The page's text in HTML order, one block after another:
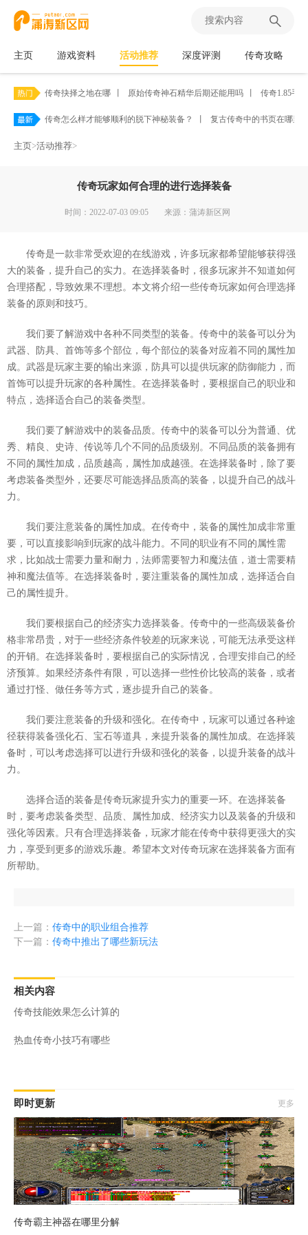
主页 游戏资料 活动推荐 深度评测 传奇攻略
传奇抉择之地在哪 原始传奇神石精华后期还能用吗 传奇1.85手
传奇怎么样才能够顺利的脱下神秘装备？ 复古传奇中的书页在哪里
主页>活动推荐>
传奇玩家如何合理的进行选择装备
时间：2022-07-03 09:05 来源：蒲涛新区网
传奇是一款非常受欢迎的在线游戏，许多玩家都希望能够获得强
大的装备，提升自己的实力。在选择装备时，很多玩家并不知道如何
合理搭配，导致效果不理想。本文将介绍一些传奇玩家如何合理选择
装备的原则和技巧。
我们要了解游戏中各种不同类型的装备。传奇中的装备可以分为
武器、防具、首饰等多个部位，每个部位的装备对应着不同的属性加
成。武器是玩家主要的输出来源，防具可以提供玩家的防御能力，而
首饰可以提升玩家的各种属性。在选择装备时，要根据自己的职业和
特点，选择适合自己的装备类型。
我们要了解游戏中的装备品质。传奇中的装备可以分为普通、优
秀、精良、史诗、传说等几个不同的品质级别。不同品质的装备拥有
不同的属性加成，品质越高，属性加成越强。在选择装备时，除了要
考虑装备类型外，还要尽可能选择品质高的装备，以提升自己的战斗
力。
我们要注意装备的属性加成。在传奇中，装备的属性加成非常重
要，可以直接影响到玩家的战斗能力。不同的职业有不同的属性需
求，比如战士需要力量和耐力，法师需要智力和魔法值，道士需要精
神和魔法值等。在选择装备时，要注重装备的属性加成，选择适合自
己的属性提升。
我们要根据自己的经济实力选择装备。传奇中的一些高级装备价
格非常昂贵，对于一些经济条件较差的玩家来说，可能无法承受这样
的开销。在选择装备时，要根据自己的实际情况，合理安排自己的经
济预算。如果经济条件有限，可以选择一些性价比较高的装备，或者
通过打怪、做任务等方式，逐步提升自己的装备。
我们要注意装备的升级和强化。在传奇中，玩家可以通过各种途
径获得装备强化石、宝石等道具，来提升装备的属性加成。在选择装
备时，可以考虑选择可以进行升级和强化的装备，以提升装备的战斗
力。
选择合适的装备是传奇玩家提升实力的重要一环。在选择装备
时，要考虑装备类型、品质、属性加成、经济实力以及装备的升级和
强化等因素。只有合理选择装备，玩家才能在传奇中获得更强大的实
力，享受到更多的游戏乐趣。希望本文对传奇玩家在选择装备方面有
所帮助。
上一篇： 传奇中的职业组合推荐
下一篇： 传奇中推出了哪些新玩法
相关内容
传奇技能效果怎么计算的
热血传奇小技巧有哪些
即时更新 更多
传奇霸主神器在哪里分解